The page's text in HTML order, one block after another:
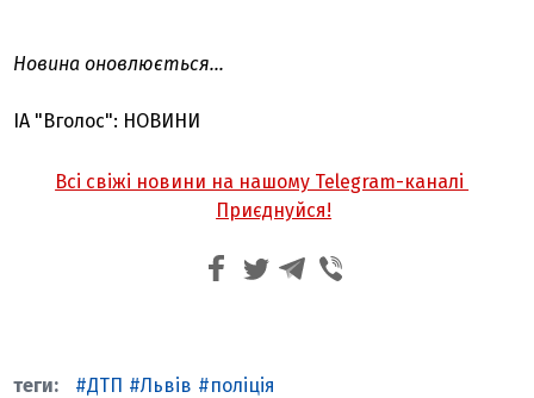
Новина оновлюється...
ІА "Вголос": НОВИНИ
Всі свіжі новини на нашому Telegram-каналі
Приєднуйся!
ДТП Львів поліція